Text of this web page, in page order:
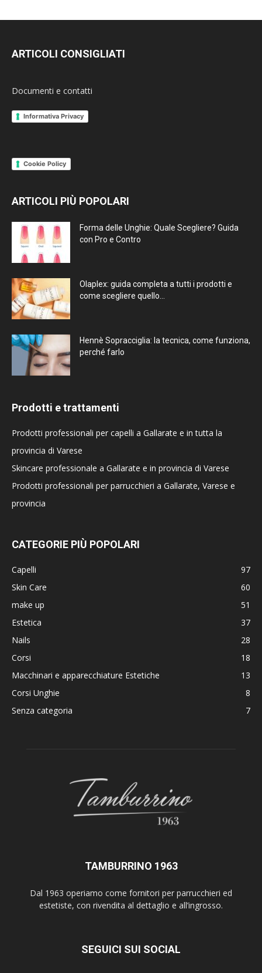
ARTICOLI CONSIGLIATI
Documenti e contatti
Informativa Privacy
Cookie Policy
ARTICOLI PIÙ POPOLARI
Forma delle Unghie: Quale Scegliere? Guida
con Pro e Contro
Olaplex: guida completa a tutti i prodotti e
come scegliere quello...
Hennè Sopracciglia: la tecnica, come funziona,
perché farlo
Prodotti e trattamenti
Prodotti professionali per capelli a Gallarate e in tutta la
provincia di Varese
Skincare professionale a Gallarate e in provincia di Varese
Prodotti professionali per parrucchieri a Gallarate, Varese e
provincia
CATEGORIE PIÙ POPOLARI
Capelli
97
Skin Care
60
make up
51
Estetica
37
Nails
28
Corsi
18
Macchinari e apparecchiature Estetiche
13
Corsi Unghie
8
Senza categoria
7
TAMBURRINO 1963
Dal 1963 operiamo come fornitori per parrucchieri ed
estetiste, con rivendita al dettaglio e all’ingrosso.
SEGUICI SUI SOCIAL